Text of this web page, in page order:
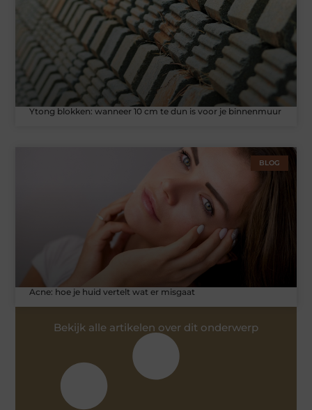
Ytong blokken: wanneer 10 cm te dun is voor je binnenmuur
BLOG
Acne: hoe je huid vertelt wat er misgaat
Bekijk alle artikelen over dit onderwerp